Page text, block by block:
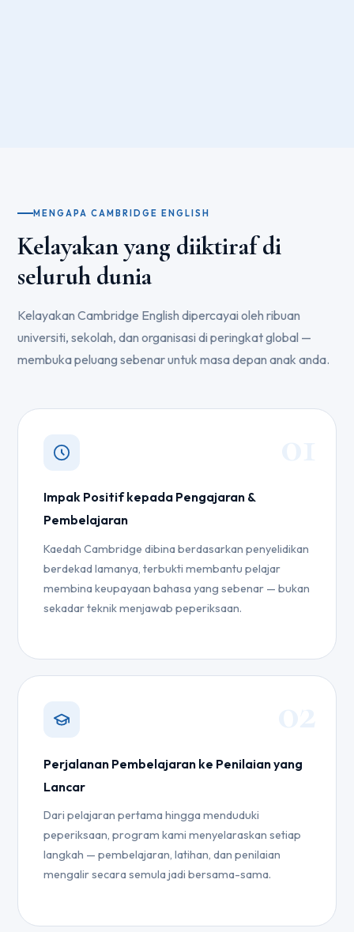
MENGAPA CAMBRIDGE ENGLISH
Kelayakan yang diiktiraf di
seluruh dunia
Kelayakan Cambridge English dipercayai oleh ribuan
universiti, sekolah, dan organisasi di peringkat global —
membuka peluang sebenar untuk masa depan anak anda.
Impak Positif kepada Pengajaran &
Pembelajaran
Kaedah Cambridge dibina berdasarkan penyelidikan
berdekad lamanya, terbukti membantu pelajar
membina keupayaan bahasa yang sebenar — bukan
sekadar teknik menjawab peperiksaan.
Perjalanan Pembelajaran ke Penilaian yang
Lancar
Dari pelajaran pertama hingga menduduki
peperiksaan, program kami menyelaraskan setiap
langkah — pembelajaran, latihan, dan penilaian
mengalir secara semula jadi bersama-sama.